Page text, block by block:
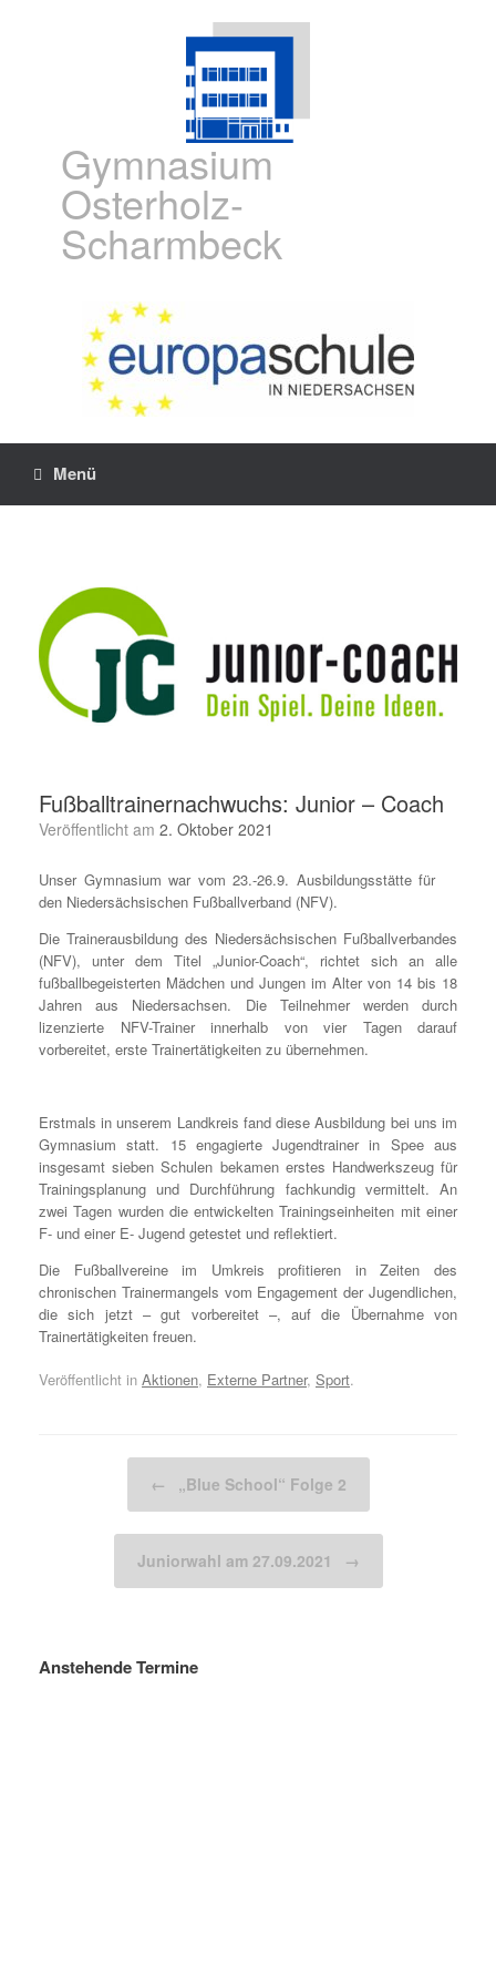
Gymnasium
Osterholz-
Scharmbeck
Menü
Fußballtrainernachwuchs: Junior – Coach
Veröffentlicht am 2. Oktober 2021
Unser Gymnasium war vom 23.-26.9. Ausbildungsstätte für
den Niedersächsischen Fußballverband (NFV).
Die Trainerausbildung des Niedersächsischen Fußballverbandes
(NFV), unter dem Titel „Junior-Coach“, richtet sich an alle
fußballbegeisterten Mädchen und Jungen im Alter von 14 bis 18
Jahren aus Niedersachsen. Die Teilnehmer werden durch
lizenzierte NFV-Trainer innerhalb von vier Tagen darauf
vorbereitet, erste Trainertätigkeiten zu übernehmen.
Erstmals in unserem Landkreis fand diese Ausbildung bei uns im
Gymnasium statt. 15 engagierte Jugendtrainer in Spee aus
insgesamt sieben Schulen bekamen erstes Handwerkszeug für
Trainingsplanung und Durchführung fachkundig vermittelt. An
zwei Tagen wurden die entwickelten Trainingseinheiten mit einer
F- und einer E- Jugend getestet und reflektiert.
Die Fußballvereine im Umkreis profitieren in Zeiten des
chronischen Trainermangels vom Engagement der Jugendlichen,
die sich jetzt – gut vorbereitet –, auf die Übernahme von
Trainertätigkeiten freuen.
Veröffentlicht in Aktionen, Externe Partner, Sport.
← „Blue School“ Folge 2
Juniorwahl am 27.09.2021 →
Anstehende Termine